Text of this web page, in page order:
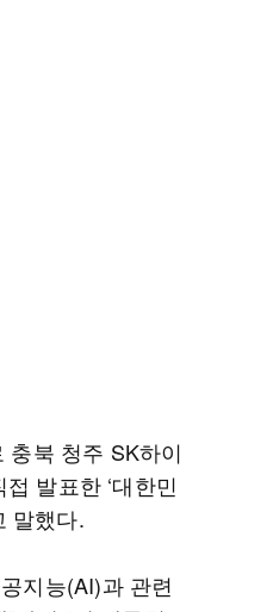
북 청주 SK하이
발표한 ‘대한민
말했다.
지능(AI)과 관련